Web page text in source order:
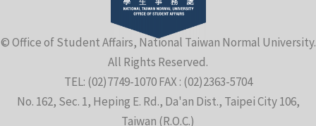
© Office of Student Affairs, National Taiwan Normal University.
All Rights Reserved.
TEL: (02)7749-1070 FAX : (02)2363-5704
No. 162, Sec. 1, Heping E. Rd., Da'an Dist., Taipei City 106,
Taiwan (R.O.C.)